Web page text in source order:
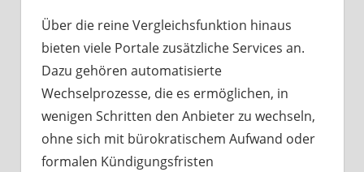
Über die reine Vergleichsfunktion hinaus
bieten viele Portale zusätzliche Services an.
Dazu gehören automatisierte
Wechselprozesse, die es ermöglichen, in
wenigen Schritten den Anbieter zu wechseln,
ohne sich mit bürokratischem Aufwand oder
formalen Kündigungsfristen